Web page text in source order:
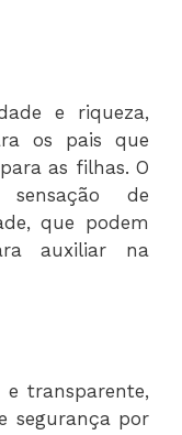
e riqueza,
os pais que
as filhas. O
de
que podem
auxiliar na
transparente,
segurança por